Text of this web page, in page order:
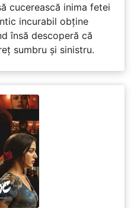
cucerească inima fetei
incurabil obține
însă descoperă că
sumbru și sinistru.